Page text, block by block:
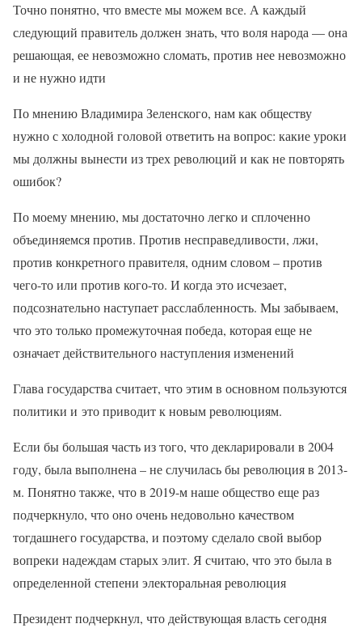
Точно понятно, что вместе мы можем все. А каждый
следующий правитель должен знать, что воля народа — она
​​решающая, ее невозможно сломать, против нее невозможно
и не нужно идти
По мнению Владимира Зеленского, нам как обществу
нужно с холодной головой ответить на вопрос: какие уроки
мы должны вынести из трех революций и как не повторять
ошибок?
По моему мнению, мы достаточно легко и сплоченно
объединяемся против. Против несправедливости, лжи,
против конкретного правителя, одним словом – против
чего-то или против кого-то. И когда это исчезает,
подсознательно наступает расслабленность. Мы забываем,
что это только промежуточная победа, которая еще не
означает действительного наступления изменений
Глава государства считает, что этим в основном пользуются
политики и это приводит к новым революциям.
Если бы большая часть из того, что декларировали в 2004
году, была выполнена – не случилась бы революция в 2013-
м. Понятно также, что в 2019-м наше общество еще раз
подчеркнуло, что оно очень недовольно качеством
тогдашнего государства, и поэтому сделало свой выбор
вопреки надеждам старых элит. Я считаю, что это была в
определенной степени электоральная революция
Президент подчеркнул, что действующая власть сегодня